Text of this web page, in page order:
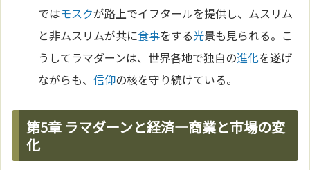
ではモスクが路上でイフタールを提供し、ムスリム
と非ムスリムが共に食事をする光景も見られる。こ
うしてラマダーンは、世界各地で独自の進化を遂げ
ながらも、信仰の核を守り続けている。
第5章 ラマダーンと経済—商業と市場の変
化